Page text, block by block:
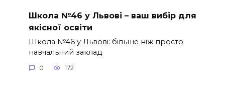
Школа №46 у Львові – ваш вибір для
якісної освіти
Школа №46 у Львові: більше ніж просто
навчальний заклад
0 172